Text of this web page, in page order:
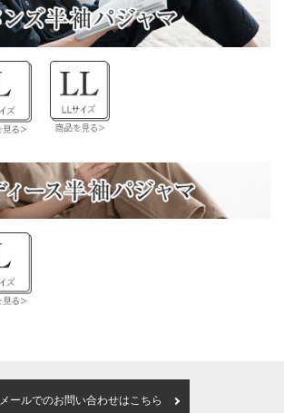
メールでのお問い合わせはこちら